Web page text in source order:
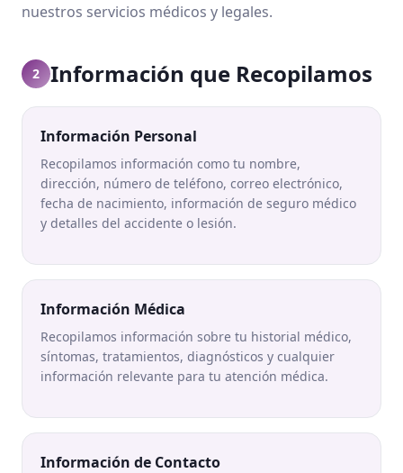
nuestros servicios médicos y legales.
2 Información que Recopilamos
Información Personal
Recopilamos información como tu nombre,
dirección, número de teléfono, correo electrónico,
fecha de nacimiento, información de seguro médico
y detalles del accidente o lesión.
Información Médica
Recopilamos información sobre tu historial médico,
síntomas, tratamientos, diagnósticos y cualquier
información relevante para tu atención médica.
Información de Contacto